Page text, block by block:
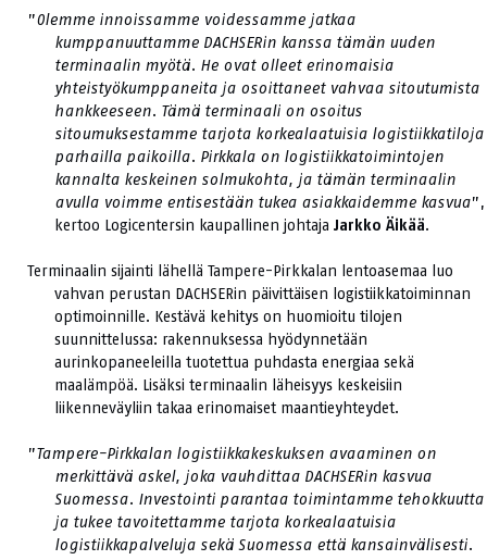
”Olemme innoissamme voidessamme jatkaa
kumppanuuttamme DACHSERin kanssa tämän uuden
terminaalin myötä. He ovat olleet erinomaisia
yhteistyökumppaneita ja osoittaneet vahvaa sitoutumista
hankkeeseen. Tämä terminaali on osoitus
sitoumuksestamme tarjota korkealaatuisia logistiikkatiloja
parhailla paikoilla. Pirkkala on logistiikkatoimintojen
kannalta keskeinen solmukohta, ja tämän terminaalin
avulla voimme entisestään tukea asiakkaidemme kasvua”,
kertoo Logicentersin kaupallinen johtajaJarkko Äikää.
Terminaalin sijainti lähellä Tampere-Pirkkalan lentoasemaa luo
vahvan perustan DACHSERin päivittäisen logistiikkatoiminnan
optimoinnille. Kestävä kehitys on huomioitu tilojen
suunnittelussa: rakennuksessa hyödynnetään
aurinkopaneeleilla tuotettua puhdasta energiaa sekä
maalämpöä. Lisäksi terminaalin läheisyys keskeisiin
liikenneväyliin takaa erinomaiset maantieyhteydet.
”Tampere-Pirkkalan logistiikkakeskuksen avaaminen on
merkittävä askel, joka vauhdittaa DACHSERin kasvua
Suomessa. Investointi parantaa toimintamme tehokkuutta
ja tukee tavoitettamme tarjota korkealaatuisia
logistiikkapalveluja sekä Suomessa että kansainvälisesti.